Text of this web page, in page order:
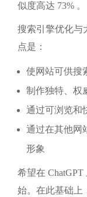
似度高达 73% 。
搜索引擎优化与
点是：
使网站可供搜
制作独特、权
通过可浏览和
通过在其他网
形象
希望在
始。在此基础上